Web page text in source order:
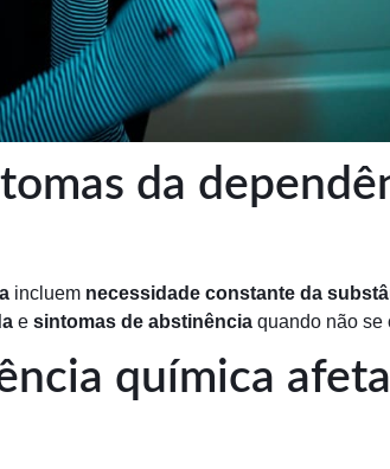
da
incluem necessidade constante da
e sintomas de abstinência quando não se
química